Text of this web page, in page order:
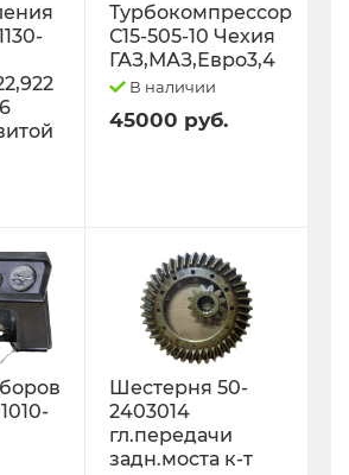
Турбокомпрессор
С15-505-10 Чехия
ГАЗ,МАЗ,Евро3,4
В наличии
45000 руб.
Шестерня 50-
2403014
гл.передачи
задн.моста к-т